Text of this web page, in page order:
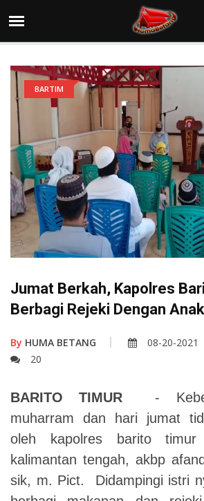
BARTIM
Jumat Berkah, Kapolres
Berbagi Rejeki Dengan
By HUMA BETANG 08-20-2021
20
BARITO TIMUR -
muharram dan hari jumat
oleh kapolres barito timur
kalimantan tengah, akbp
sik, m. Pict. Didampingi istri